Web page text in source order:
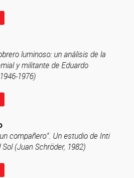
luminoso: un análisis de la
y militante de Eduardo
1976)
compañero”. Un estudio de Inti
(Juan Schröder, 1982)